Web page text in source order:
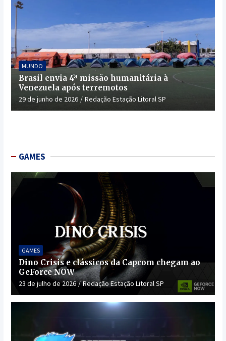
MUNDO
Brasil envia 4ª missão humanitária à
Venezuela após terremotos
29 de junho de 2026 Redação Estação Litoral SP
GAMES
GAMES
Dino Crisis e clássicos da Capcom chegam ao
GeForce NOW
23 de julho de 2026 Redação Estação Litoral SP